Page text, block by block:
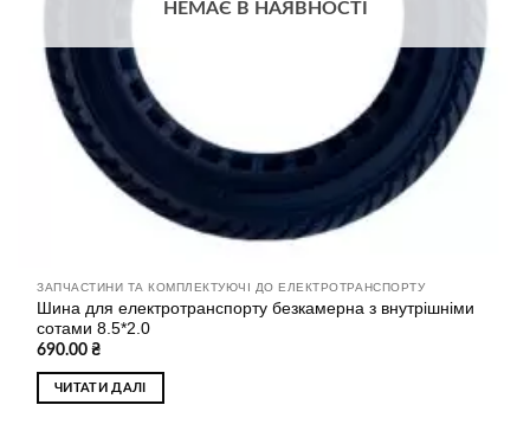
НЕМАЄ В НАЯВНОСТІ
ЗАПЧАСТИНИ ТА КОМПЛЕКТУЮЧІ ДО ЕЛЕКТРОТРАНСПОРТУ
Шина для електротранспорту безкамерна з внутрішніми
сотами 8.5*2.0
690.00₴
ЧИТАТИ ДАЛІ